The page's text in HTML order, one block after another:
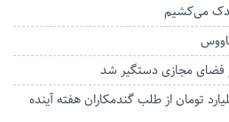
می‌کشیم
فضای مجازی دستگیر شد
۱۱ هزار میلیارد تومان از طلب گندمکاران هفته آینده